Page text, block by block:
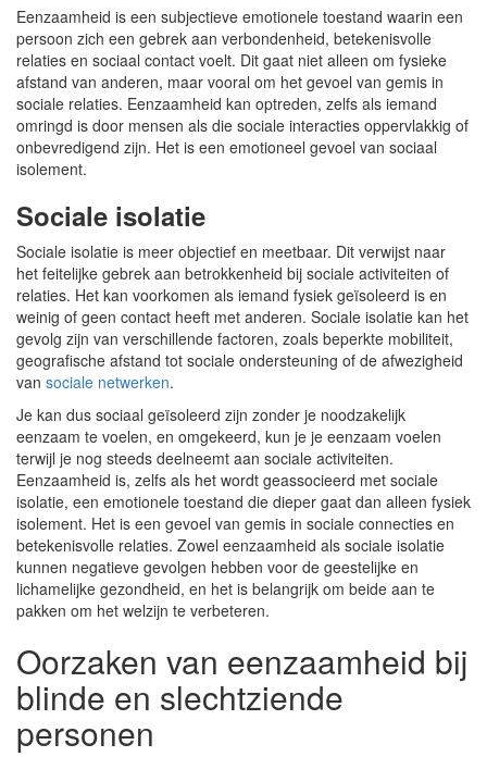
Eenzaamheid is een subjectieve emotionele toestand waarin een
persoon zich een gebrek aan verbondenheid, betekenisvolle
relaties en sociaal contact voelt. Dit gaat niet alleen om fysieke
afstand van anderen, maar vooral om het gevoel van gemis in
sociale relaties. Eenzaamheid kan optreden, zelfs als iemand
omringd is door mensen als die sociale interacties oppervlakkig of
onbevredigend zijn. Het is een emotioneel gevoel van sociaal
isolement.
Sociale isolatie
Sociale isolatie is meer objectief en meetbaar. Dit verwijst naar
het feitelijke gebrek aan betrokkenheid bij sociale activiteiten of
relaties. Het kan voorkomen als iemand fysiek geïsoleerd is en
weinig of geen contact heeft met anderen. Sociale isolatie kan het
gevolg zijn van verschillende factoren, zoals beperkte mobiliteit,
geografische afstand tot sociale ondersteuning of de afwezigheid
van sociale netwerken.
Je kan dus sociaal geïsoleerd zijn zonder je noodzakelijk
eenzaam te voelen, en omgekeerd, kun je je eenzaam voelen
terwijl je nog steeds deelneemt aan sociale activiteiten.
Eenzaamheid is, zelfs als het wordt geassocieerd met sociale
isolatie, een emotionele toestand die dieper gaat dan alleen fysiek
isolement. Het is een gevoel van gemis in sociale connecties en
betekenisvolle relaties. Zowel eenzaamheid als sociale isolatie
kunnen negatieve gevolgen hebben voor de geestelijke en
lichamelijke gezondheid, en het is belangrijk om beide aan te
pakken om het welzijn te verbeteren.
Oorzaken van eenzaamheid bij
blinde en slechtziende
personen